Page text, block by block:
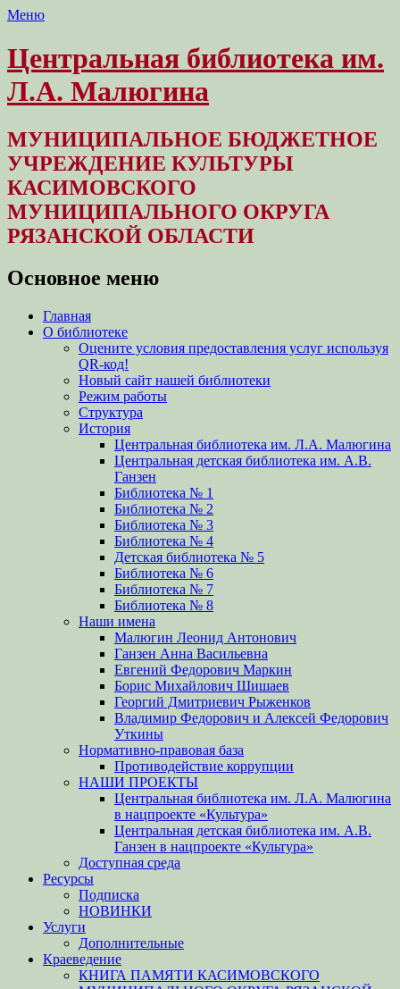
Меню
Центральная библиотека им.
Л.А. Малюгина
МУНИЦИПАЛЬНОЕ БЮДЖЕТНОЕ
УЧРЕЖДЕНИЕ КУЛЬТУРЫ
КАСИМОВСКОГО
МУНИЦИПАЛЬНОГО ОКРУГА
РЯЗАНСКОЙ ОБЛАСТИ
Основное меню
Перейти
содержимому
Главная
О библиотеке
Оцените условия предоставления услуг используя
QR-код!
Новый сайт нашей библиотеки
Режим работы
Структура
История
Центральная библиотека им. Л.А. Малюгина
Центральная детская библиотека им. А.В.
Ганзен
Библиотека № 1
Библиотека № 2
Библиотека № 3
Библиотека № 4
Детская библиотека № 5
Библиотека № 6
Библиотека № 7
Библиотека № 8
Наши имена
Малюгин Леонид Антонович
Ганзен Анна Васильевна
Евгений Федорович Маркин
Борис Михайлович Шишаев
Георгий Дмитриевич Рыженков
Владимир Федорович и Алексей Федорович
Уткины
Нормативно-правовая база
Противодействие коррупции
НАШИ ПРОЕКТЫ
Центральная библиотека им. Л.А. Малюгина
в нацпроекте «Культура»
Центральная детская библиотека им. А.В.
Ганзен в нацпроекте «Культура»
Доступная среда
Ресурсы
Подписка
НОВИНКИ
Услуги
Дополнительные
Краеведение
КНИГА ПАМЯТИ КАСИМОВСКОГО